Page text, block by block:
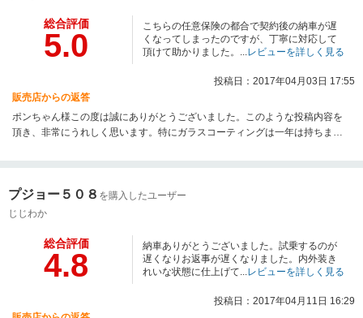
総合評価
5.0
こちらの任意保険の都合で契約後の納車が遅
くなってしまったのですが、丁寧に対応して
頂けて助かりました。...レビューを詳しく見る
投稿日：2017年04月03日 17:55
販売店からの返答
ポンちゃん様この度は誠にありがとうございました。このような投稿内容を
頂き、非常にうれしく思います。特にガラスコーティングは一年は持ちます
など当社にぜひまたお立ち寄りください。ありがとうございました。
プジョー５０８ を購入したユーザー
じじわか
総合評価
4.8
納車ありがとうございました。試乗するのが
遅くなりお返事が遅くなりました。内外装き
れいな状態に仕上げて...レビューを詳しく見る
投稿日：2017年04月11日 16:29